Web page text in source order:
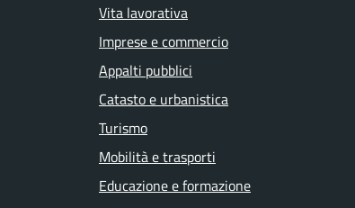
Vita lavorativa
Imprese e commercio
Appalti pubblici
Catasto e urbanistica
Turismo
Mobilità e trasporti
Educazione e formazione